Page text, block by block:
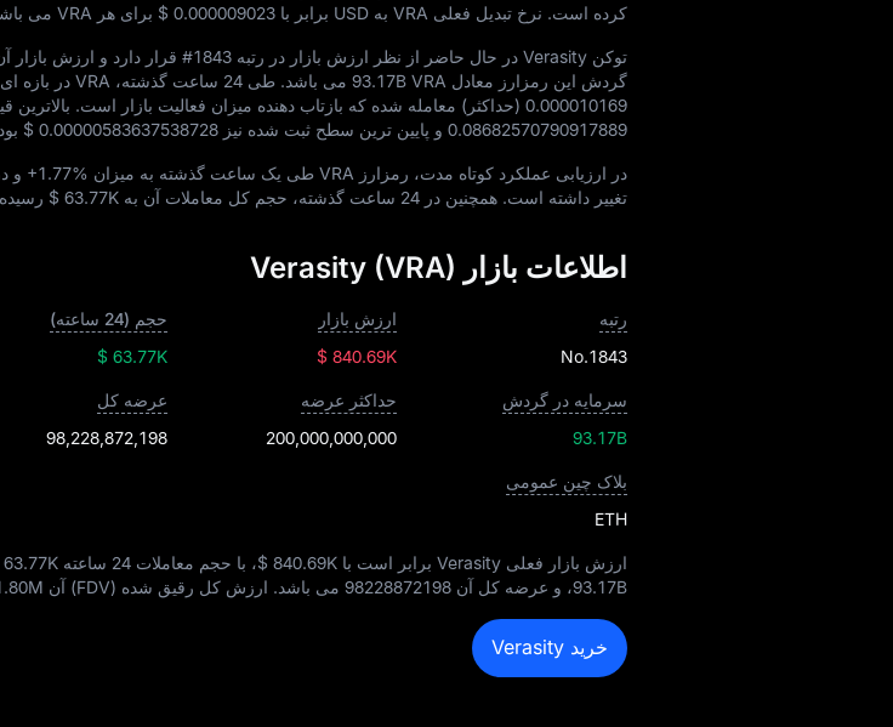
کرده است. نرخ تبدیل فعلی VRA به USD برابر با
$ 0.000009023 برای هر VRA می‌ باشد.
توکن Verasity در حال حاضر از نظر ارزش بازار در رتبه #1843 قرار دارد و ارزش بازار
گردش این رمزارز معادل 93.17B VRA می‌ باشد. طی 24 ساعت گذشته، VRA در بازه‌ ای بین
0.000010169 (حداکثر) معامله شده که بازتاب‌ دهنده میزان فعالیت بازار است. بالاترین
0.08682570790917889 و پایین‌ ترین سطح ثبت‌ شده نیز $ 0.00000583637538728
در ارزیابی عملکرد کوتاه‌ مدت، رمزارز VRA طی یک ساعت گذشته به میزان +1.77% و
تغییر داشته است. همچنین در 24 ساعت گذشته، حجم کل معاملات آن به
$ 63.77K
اطلاعات بازار Verasity (VRA)
رتبه
No.1843
ارزش بازار
$ 840.69K
حجم (24 ساعته)
$ 63.77K
سرمایه در گردش
93.17B
حداکثر عرضه
200,000,000,000
عرضه کل
98,228,872,198
بلاک چین عمومی
ETH
ارزش بازار فعلی Verasity برابر است با $ 840.69K، با حجم معاملات 24 ساعته 63.77K
93.17B، و عرضه کل آن 98228872198 می‌ باشد. ارزش کل رقیق‌ شده (FDV) آن
خرید Verasity